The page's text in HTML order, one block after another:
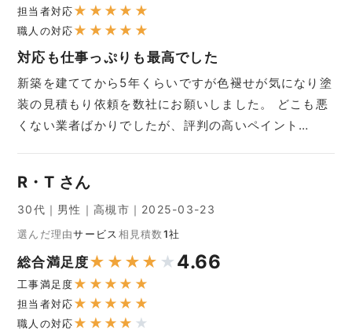
担当者対応★ ★ ★ ★ ★
職人の対応★ ★ ★ ★ ★
対応も仕事っぷりも最高でした
新築を建ててから5年くらいですが色褪せが気になり塗
装の見積もり依頼を数社にお願いしました。 どこも悪
くない業者ばかりでしたが、評判の高いペイント…
R・T さん
30代｜男性｜高槻市｜2025-03-23
選んだ理由サービス 相見積数1社
総合満足度★ ★ ★ ★ ★ 4.66
工事満足度★ ★ ★ ★ ★
担当者対応★ ★ ★ ★ ★
職人の対応★ ★ ★ ★ ★